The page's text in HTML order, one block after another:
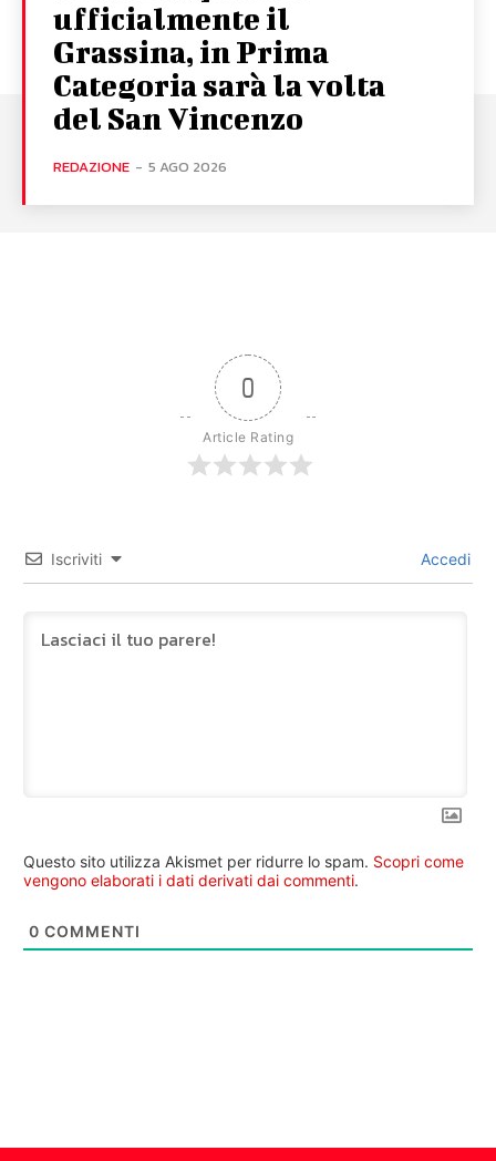
ufficialmente il
Grassina, in Prima
Categoria sarà la volta
del San Vincenzo
REDAZIONE - 5 AGO 2026
0
Article Rating
Iscriviti Accedi
Questo sito utilizza Akismet per ridurre lo spam. Scopri come
vengono elaborati i dati derivati dai commenti.
0 COMMENTI